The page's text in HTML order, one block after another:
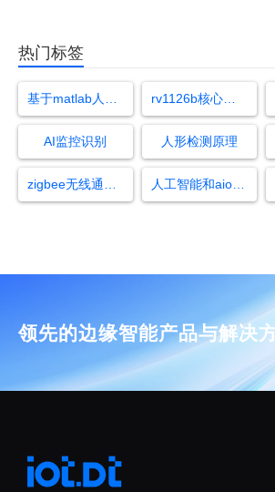
热门标签
rv1126b核心参数
AI监控识别 人形检测原理
人工智能和aiot物联网技术
领先的边缘智能产品与解决